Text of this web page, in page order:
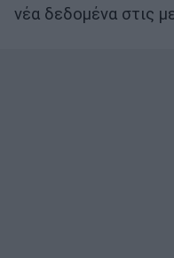
νέα δεδομένα στις